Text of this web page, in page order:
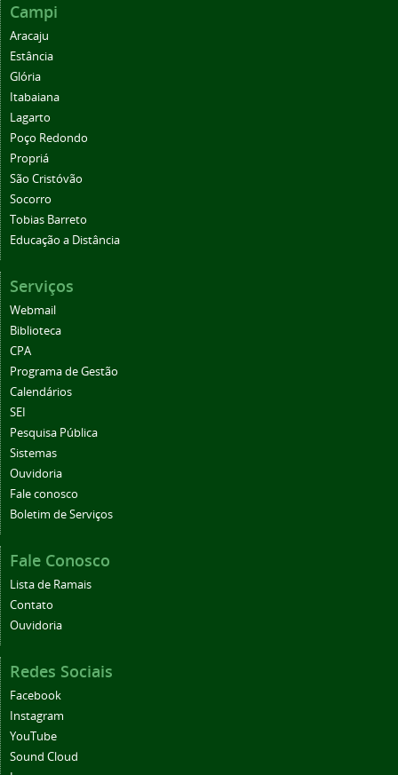
Campi
Aracaju
Estância
Glória
Itabaiana
Lagarto
Poço Redondo
Propriá
São Cristóvão
Socorro
Tobias Barreto
Educação a Distância
Serviços
Webmail
Biblioteca
CPA
Programa de Gestão
Calendários
SEI
Pesquisa Pública
Sistemas
Ouvidoria
Fale conosco
Boletim de Serviços
Fale Conosco
Lista de Ramais
Contato
Ouvidoria
Redes Sociais
Facebook
Instagram
YouTube
Sound Cloud